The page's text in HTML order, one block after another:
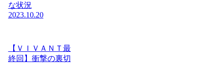
な状況
2023.10.20
【ＶＩＶＡＮＴ最
終回】衝撃の裏切